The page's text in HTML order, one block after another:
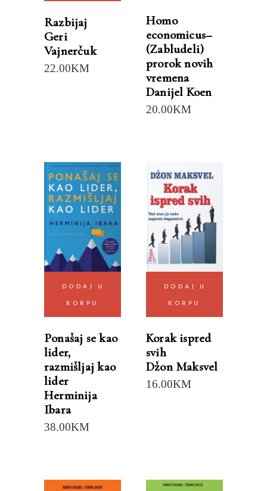
Razbijaj
Geri
Vajnerčuk
22.00KM
Homo
economicus–
(Zabludeli)
prorok novih
vremena
Danijel Koen
20.00KM
DODAJ U
KORPU
Ponašaj se kao
lider,
razmišljaj kao
lider
Herminija
Ibara
38.00KM
DODAJ U
KORPU
Korak ispred
svih
Džon Maksvel
16.00KM